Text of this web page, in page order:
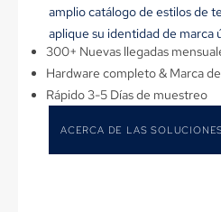
amplio catálogo de estilos de
aplique su identidad de marca
300+ Nuevas llegadas
Hardware completo & Marca
Rápido 3-5 Días de muestreo
ACERCA DE LAS